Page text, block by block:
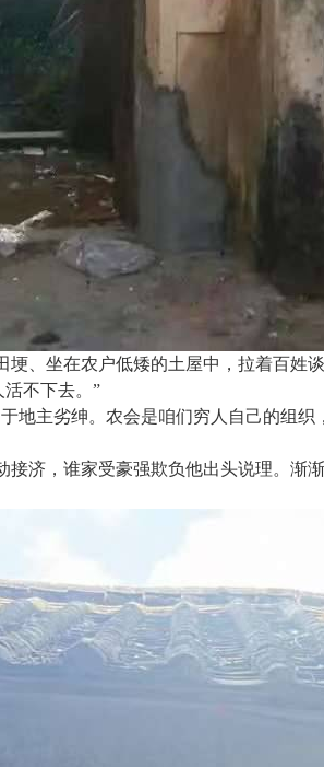
、坐在农户低矮的土屋中，拉着百姓
不下去。 ”
地主劣绅。农会是咱们穷人自己的组
接济，谁家受豪强欺负他出头说理。渐